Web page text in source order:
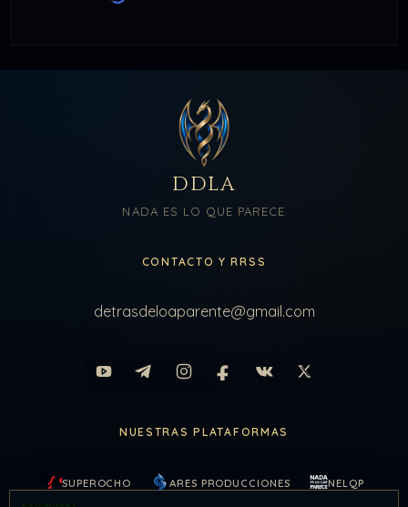
DDLA
NADA ES LO QUE PARECE
CONTACTO Y RRSS
detrasdeloaparente@gmail.com
NUESTRAS PLATAFORMAS
SUPEROCHO ARES PRODUCCIONES NELQP